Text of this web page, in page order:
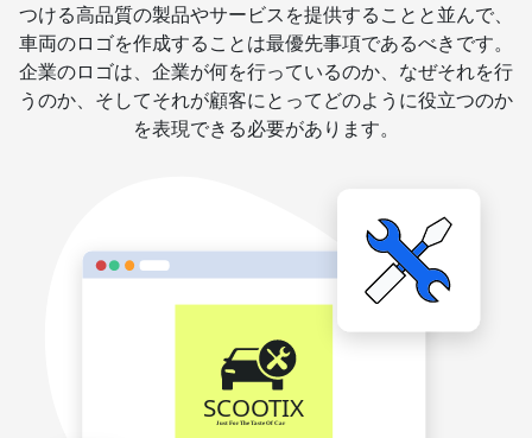
つける高品質の製品やサービスを提供することと並んで、
車両のロゴを作成することは最優先事項であるべきです。
企業のロゴは、企業が何を行っているのか、なぜそれを行
うのか、そしてそれが顧客にとってどのように役立つのか
を表現できる必要があります。